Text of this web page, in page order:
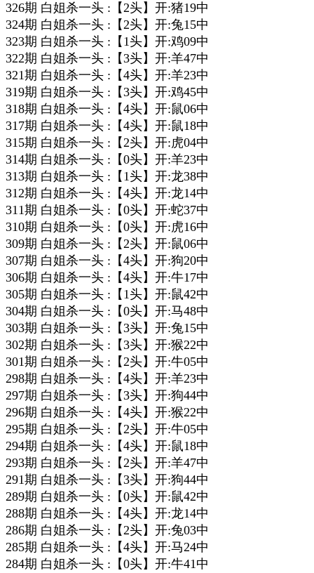
326期 白姐杀一头 :【2头】开:猪19中
324期 白姐杀一头 :【2头】开:兔15中
323期 白姐杀一头 :【1头】开:鸡09中
322期 白姐杀一头 :【3头】开:羊47中
321期 白姐杀一头 :【4头】开:羊23中
319期 白姐杀一头 :【3头】开:鸡45中
318期 白姐杀一头 :【4头】开:鼠06中
317期 白姐杀一头 :【4头】开:鼠18中
315期 白姐杀一头 :【2头】开:虎04中
314期 白姐杀一头 :【0头】开:羊23中
313期 白姐杀一头 :【1头】开:龙38中
312期 白姐杀一头 :【4头】开:龙14中
311期 白姐杀一头 :【0头】开:蛇37中
310期 白姐杀一头 :【0头】开:虎16中
309期 白姐杀一头 :【2头】开:鼠06中
307期 白姐杀一头 :【4头】开:狗20中
306期 白姐杀一头 :【4头】开:牛17中
305期 白姐杀一头 :【1头】开:鼠42中
304期 白姐杀一头 :【0头】开:马48中
303期 白姐杀一头 :【3头】开:兔15中
302期 白姐杀一头 :【3头】开:猴22中
301期 白姐杀一头 :【2头】开:牛05中
298期 白姐杀一头 :【4头】开:羊23中
297期 白姐杀一头 :【3头】开:狗44中
296期 白姐杀一头 :【4头】开:猴22中
295期 白姐杀一头 :【2头】开:牛05中
294期 白姐杀一头 :【4头】开:鼠18中
293期 白姐杀一头 :【2头】开:羊47中
291期 白姐杀一头 :【3头】开:狗44中
289期 白姐杀一头 :【0头】开:鼠42中
288期 白姐杀一头 :【4头】开:龙14中
286期 白姐杀一头 :【2头】开:兔03中
285期 白姐杀一头 :【4头】开:马24中
284期 白姐杀一头 :【0头】开:牛41中